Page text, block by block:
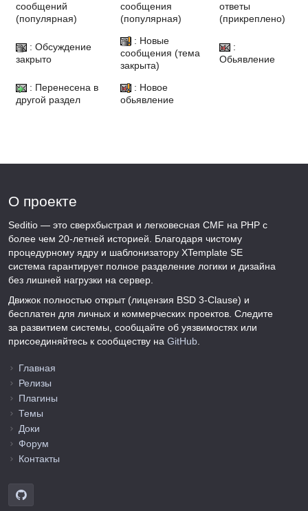
сообщений
(популярная)
сообщения
(популярная)
ответы
(прикреплено)
: Обсуждение
закрыто
: Новые
сообщения (тема
закрыта)
:
Обьявление
: Перенесена в
другой раздел
: Новое
обьявление
О проекте
Seditio — это сверхбыстрая и легковесная CMF на PHP с
более чем 20-летней историей. Благодаря чистому
процедурному ядру и шаблонизатору XTemplate SE
система гарантирует полное разделение логики и дизайна
без лишней нагрузки на сервер.
Движок полностью открыт (лицензия BSD 3-Clause) и
бесплатен для личных и коммерческих проектов. Следите
за развитием системы, сообщайте об уязвимостях или
присоединяйтесь к сообществу на GitHub
Главная
Релизы
Плагины
Темы
Доки
Форум
Контакты